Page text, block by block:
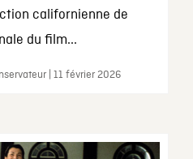
californienne de
du film...
| 11 février 2026